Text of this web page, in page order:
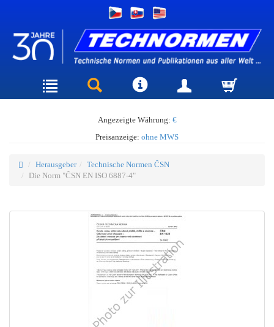
Angezeigte Währung: €
Preisanzeige: ohne MWS
Herausgeber
Technische Normen ČSN
Die Norm "ČSN EN ISO 6887-4"